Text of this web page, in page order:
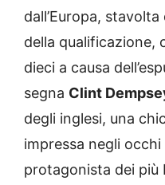
dall’Europa,
della qualificazione,
dieci a causa
segna Clint
degli inglesi, una
impressa negli
protagonista dei più